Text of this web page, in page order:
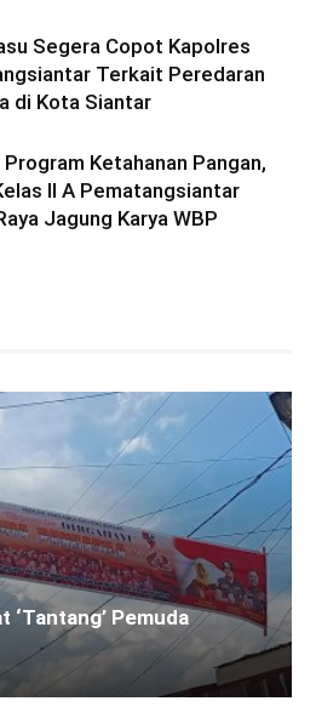
Segera Copot Kapolres
Terkait Peredaran
di Kota Siantar
Program Ketahanan Pangan,
II A Pematangsiantar
Jagung Karya WBP
‘Tantang’ Pemuda